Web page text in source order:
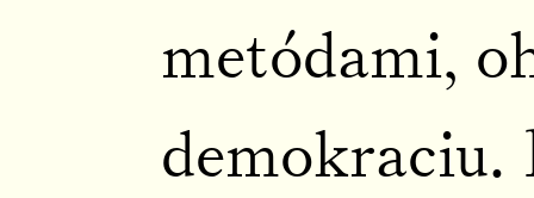
metódami,
demokraciu.